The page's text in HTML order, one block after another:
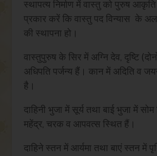
स्थापत्य निर्माण में वास्तु को पुरुष
प्रकार करें कि वास्तु पद विन्यास के
की स्थापना हो।
वास्तुपुरुष के सिर में अग्नि देव, दृष्टि
अधिपति पर्जन्य हैं। कान में अदिति व
है।
दाहिनी भुजा में सूर्य तथा बाई भुजा में
महेंद्र, चरक व आपवत्स स्थित हैं।
दाहिने स्तन में आर्यमा तथा बाएं स्तन में